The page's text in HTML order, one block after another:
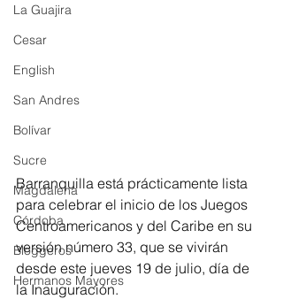
La Guajira
Cesar
English
San Andres
Bolívar
Sucre
Magdalena
Córdoba
Bloggeros
Hermanos Mayores
Barranquilla está prácticamente lista
para celebrar el inicio de los Juegos
Centroamericanos y del Caribe en su
versión número 33, que se vivirán
desde este jueves 19 de julio, día de
la Inauguración.